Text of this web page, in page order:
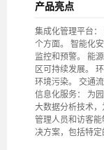
产品亮点
集成化管理平台
个方面。 智能化
监控和预警。 能
区可持续发展。
环境污染。 交通
信息化服务： 为
大数据分析技术
管理人员和访客
决方案，包括特定